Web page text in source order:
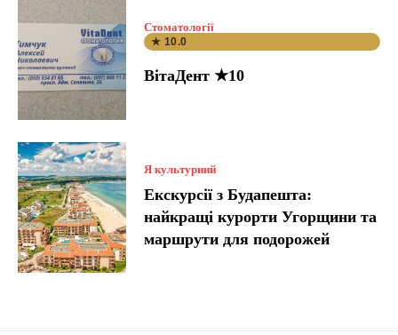
Стоматології
★ 10.0
ВітаДент ★10
Я культурний
Екскурсії з Будапешта:
найкращі курорти Угорщини та
маршрути для подорожей